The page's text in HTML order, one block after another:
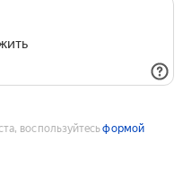
воспользуйтесьформой